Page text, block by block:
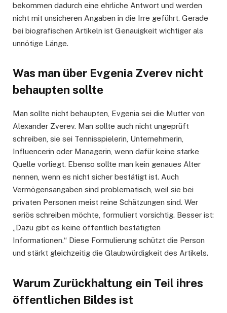
bekommen dadurch eine ehrliche Antwort und werden
nicht mit unsicheren Angaben in die Irre geführt. Gerade
bei biografischen Artikeln ist Genauigkeit wichtiger als
unnötige Länge.
Was man über Evgenia Zverev nicht
behaupten sollte
Man sollte nicht behaupten, Evgenia sei die Mutter von
Alexander Zverev. Man sollte auch nicht ungeprüft
schreiben, sie sei Tennisspielerin, Unternehmerin,
Influencerin oder Managerin, wenn dafür keine starke
Quelle vorliegt. Ebenso sollte man kein genaues Alter
nennen, wenn es nicht sicher bestätigt ist. Auch
Vermögensangaben sind problematisch, weil sie bei
privaten Personen meist reine Schätzungen sind. Wer
seriös schreiben möchte, formuliert vorsichtig. Besser ist:
„Dazu gibt es keine öffentlich bestätigten
Informationen.“ Diese Formulierung schützt die Person
und stärkt gleichzeitig die Glaubwürdigkeit des Artikels.
Warum Zurückhaltung ein Teil ihres
öffentlichen Bildes ist